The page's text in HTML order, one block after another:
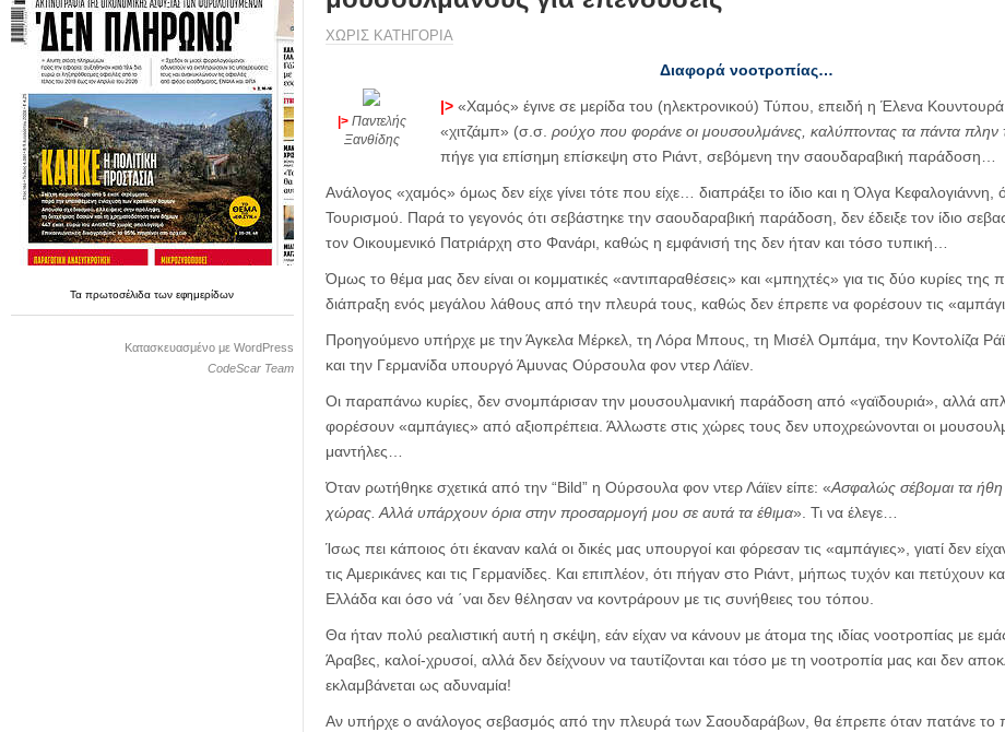
Ταπρωτοσέλιδατωνεφημερίδων
Κατασκευασμένο με WordPress
CodeScar Team
ΧΩΡΊΣ ΚΑΤΗΓΟΡΊΑ
Διαφορά νοοτροπίας…
|> Παντελής
Ξανθίδης
|>«Χαμός» έγινε σε μερίδα του (ηλεκτρονικού) Τύπου, επειδή η Έλενα
«χιτζάμπ» (σ.σ. ρούχο που φοράνε οι μουσουλμάνες, καλύπτοντας τα πάντα
πήγε για επίσημη επίσκεψη στο Ριάντ, σεβόμενη την σαουδαραβική παράδοση…
Ανάλογος «χαμός» όμως δεν είχε γίνει τότε που είχε… διαπράξει το ίδιο και η Όλγα
Τουρισμού. Παρά το γεγονός ότι σεβάστηκε την σαουδαραβική παράδοση, δεν έδειξε τον ίδιο
τον Οικουμενικό Πατριάρχη στο Φανάρι, καθώς η εμφάνισή της δεν ήταν και τόσο τυπική…
Όμως το θέμα μας δεν είναι οι κομματικές «αντιπαραθέσεις» και «μπηχτές» για τις δύο κυρίες της
διάπραξη ενός μεγάλου λάθους από την πλευρά τους, καθώς δεν έπρεπε να φορέσουν τις
Προηγούμενο υπήρχε με την Άγκελα Μέρκελ, τη Λόρα Μπους, τη Μισέλ Ομπάμα, την Κοντολίζα
και την Γερμανίδα υπουργό Άμυνας Ούρσουλα φον ντερ Λάϊεν.
Οι παραπάνω κυρίες, δεν σνομπάρισαν την μουσουλμανική παράδοση από «γαϊδουριά», αλλά
φορέσουν «αμπάγιες» από αξιοπρέπεια. Άλλωστε στις χώρες τους δεν υποχρεώνονται οι
μαντήλες…
Όταν ρωτήθηκε σχετικά από την “Bild” η Ούρσουλα φον ντερ Λάϊεν είπε: «Ασφαλώς σέβομαι τα ήθη
χώρας. Αλλά υπάρχουν όρια στην προσαρμογή μου σε αυτά τα έθιμα». Τι να έλεγε…
Ίσως πει κάποιος ότι έκαναν καλά οι δικές μας υπουργοί και φόρεσαν τις «αμπάγιες», γιατί δεν
τις Αμερικάνες και τις Γερμανίδες. Και επιπλέον, ότι πήγαν στο Ριάντ, μήπως τυχόν και πετύχουν
Ελλάδα και όσο νά ΄ναι δεν θέλησαν να κοντράρουν με τις συνήθειες του τόπου.
Θα ήταν πολύ ρεαλιστική αυτή η σκέψη, εάν είχαν να κάνουν με άτομα της ιδίας νοοτροπίας με
Άραβες, καλοί-χρυσοί, αλλά δεν δείχνουν να ταυτίζονται και τόσο με τη νοοτροπία μας και δεν
εκλαμβάνεται ως αδυναμία!
Αν υπήρχε ο ανάλογος σεβασμός από την πλευρά των Σαουδαράβων, θα έπρεπε όταν πατάνε το